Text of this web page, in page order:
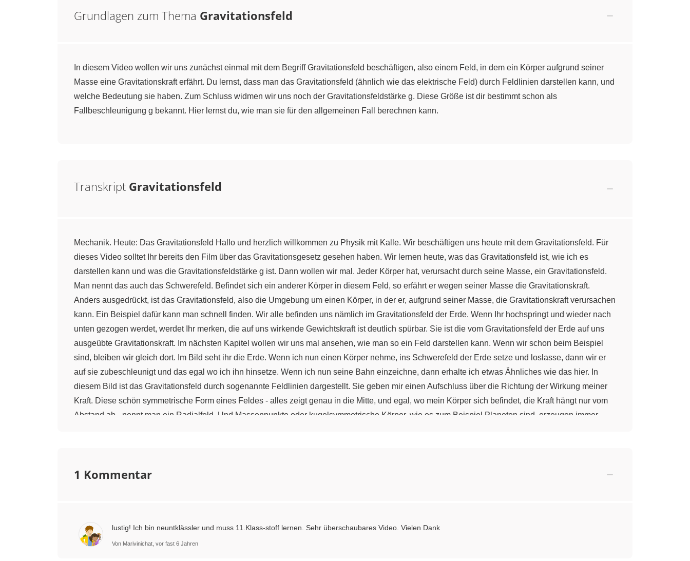
Grundlagen zum Thema Gravitationsfeld
In diesem Video wollen wir uns zunächst einmal mit dem Begriff Gravitationsfeld beschäftigen, also einem Feld, in dem ein Körper aufgrund seiner
Masse eine Gravitationskraft erfährt. Du lernst, dass man das Gravitationsfeld (ähnlich wie das elektrische Feld) durch Feldlinien darstellen kann, und
welche Bedeutung sie haben. Zum Schluss widmen wir uns noch der Gravitationsfeldstärke g. Diese Größe ist dir bestimmt schon als
Fallbeschleunigung g bekannt. Hier lernst du, wie man sie für den allgemeinen Fall berechnen kann.
Transkript Gravitationsfeld
Mechanik. Heute: Das Gravitationsfeld Hallo und herzlich willkommen zu Physik mit Kalle. Wir beschäftigen uns heute mit dem Gravitationsfeld. Für
dieses Video solltet Ihr bereits den Film über das Gravitationsgesetz gesehen haben. Wir lernen heute, was das Gravitationsfeld ist, wie ich es
darstellen kann und was die Gravitationsfeldstärke g ist. Dann wollen wir mal. Jeder Körper hat, verursacht durch seine Masse, ein Gravitationsfeld.
Man nennt das auch das Schwerefeld. Befindet sich ein anderer Körper in diesem Feld, so erfährt er wegen seiner Masse die Gravitationskraft.
Anders ausgedrückt, ist das Gravitationsfeld, also die Umgebung um einen Körper, in der er, aufgrund seiner Masse, die Gravitationskraft verursachen
kann. Ein Beispiel dafür kann man schnell finden. Wir alle befinden uns nämlich im Gravitationsfeld der Erde. Wenn Ihr hochspringt und wieder nach
unten gezogen werdet, werdet Ihr merken, die auf uns wirkende Gewichtskraft ist deutlich spürbar. Sie ist die vom Gravitationsfeld der Erde auf uns
ausgeübte Gravitationskraft. Im nächsten Kapitel wollen wir uns mal ansehen, wie man so ein Feld darstellen kann. Wenn wir schon beim Beispiel
sind, bleiben wir gleich dort. Im Bild seht ihr die Erde. Wenn ich nun einen Körper nehme, ins Schwerefeld der Erde setze und loslasse, dann wir er
auf sie zubeschleunigt und das egal wo ich ihn hinsetze. Wenn ich nun seine Bahn einzeichne, dann erhalte ich etwas Ähnliches wie das hier. In
diesem Bild ist das Gravitationsfeld durch sogenannte Feldlinien dargestellt. Sie geben mir einen Aufschluss über die Richtung der Wirkung meiner
Kraft. Diese schön symmetrische Form eines Feldes - alles zeigt genau in die Mitte, und egal, wo mein Körper sich befindet, die Kraft hängt nur vom
Abstand ab - nennt man ein Radialfeld. Und Massenpunkte oder kugelsymmetrische Körper, wie es zum Beispiel Planeten sind, erzeugen immer
bringt uns zu einer weiteren Darstellung, die ebenfalls ganz interessant sein kann. Stellt Euch vor, Ihr nehmt einen Holzrahmen und bespannt ihn mit
Tischtennisball nehmen, auf das Gummituch legen und losrollen lassen. Ein Beispiel einer Darstellung für eine einzelne Masse seht Ihr hier. Das wird
in der Schule aber schon meistens gar nicht mehr behandelt. Wir merken uns erst mal nur: Überlagern sich mehrere Felder, so können die Kräfte
1 Kommentar
lustig! Ich bin neuntklässler und muss 11.Klass-stoff lernen. Sehr überschaubares Video. Vielen Dank
Von Marivinichat, vor fast 6 Jahren